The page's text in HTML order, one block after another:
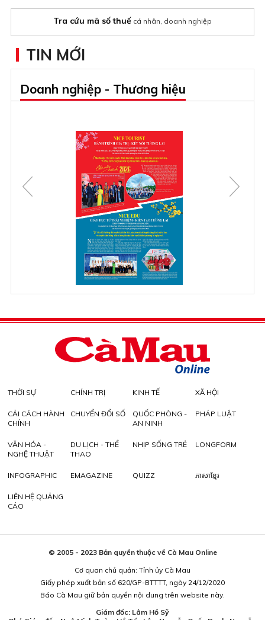
Tra cứu mã số thuế cá nhân, doanh nghiệp
TIN MỚI
Doanh nghiệp - Thương hiệu
THỜI SỰ CHÍNH TRỊ KINH TẾ XÃ HỘI
CẢI CÁCH HÀNH
CHÍNH
CHUYỂN ĐỔI SỐ
QUỐC PHÒNG -
AN NINH
PHÁP LUẬT
VĂN HÓA -
NGHỆ THUẬT
DU LỊCH - THỂ
THAO
NHỊP SỐNG TRẺ LONGFORM
INFOGRAPHIC EMAGAZINE QUIZZ ភាសាខ្មែរ
LIÊN HỆ QUẢNG
CÁO
© 2005 - 2023 Bản quyền thuộc về Cà Mau Online
Cơ quan chủ quản: Tỉnh ủy Cà Mau
Giấy phép xuất bản số 620/GP-BTTTT, ngày 24/12/2020
Báo Cà Mau giữ bản quyền nội dung trên website này.
Giám đốc: Lâm Hồ Sỹ